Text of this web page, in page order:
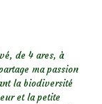
de 4 ares, à
ma passion
la biodiversité
et la petite